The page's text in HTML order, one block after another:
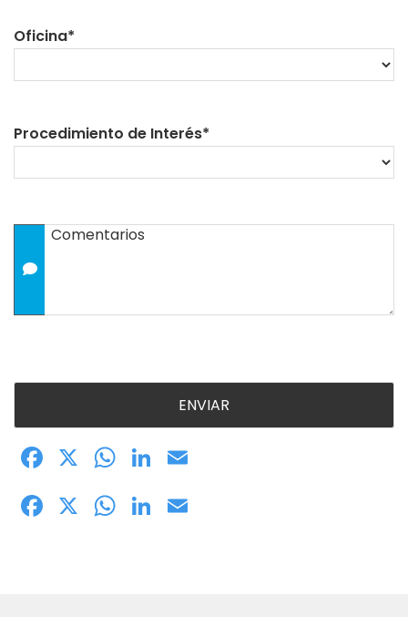
Oficina*
Procedimiento de Interés*
Comentarios
Facebook
X WhatsApp
LinkedIn
Facebook
X WhatsApp
LinkedIn